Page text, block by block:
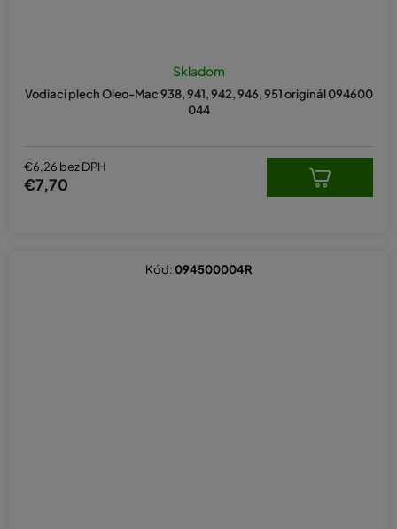
Vodiaci plech Oleo-Mac 938, 941, 942, 946, 951 originál 094600
044
hodnotenie
je
5,0
Skladom
€6,26 bez DPH
€7,70
Kód:094500004R